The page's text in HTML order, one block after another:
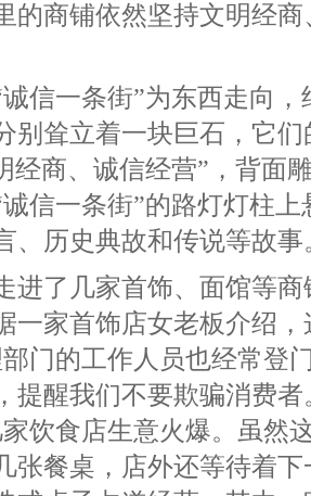
的商铺依然坚持文明经
信一条街”为东西走向
别耸立着一块巨石，它
经商、诚信经营”，背面
信一条街”的路灯灯柱
、历史典故和传说等故事
进了几家首饰、面馆等
一家首饰店女老板介绍
部门的工作人员也经常登
提醒我们不要欺骗消费者
饮食店生意火爆。虽然
张餐桌，店外还等待着